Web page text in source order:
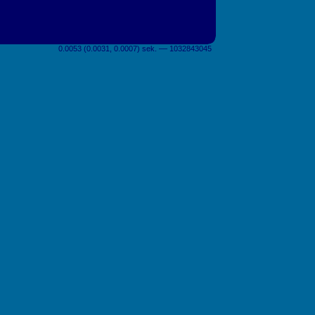
0.0053 (0.0031, 0.0007) sek. –– 1032843045